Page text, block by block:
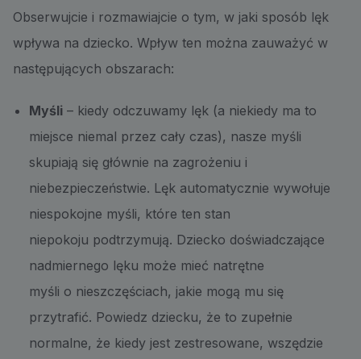
Obserwujcie i rozmawiajcie o tym, w jaki sposób lęk
wpływa na dziecko. Wpływ ten można zauważyć w
następujących obszarach:
Myśli – kiedy odczuwamy lęk (a niekiedy ma to
miejsce niemal przez cały czas), nasze myśli
skupiają się głównie na zagrożeniu i
niebezpieczeństwie. Lęk automatycznie wywołuje
niespokojne myśli, które ten stan
niepokoju podtrzymują. Dziecko doświadczające
nadmiernego lęku może mieć natrętne
myśli o nieszczęściach, jakie mogą mu się
przytrafić. Powiedz dziecku, że to zupełnie
normalne, że kiedy jest zestresowane, wszędzie